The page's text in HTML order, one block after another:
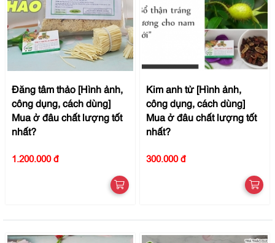
Đăng tâm thảo [Hình ảnh,
công dụng, cách dùng]
Mua ở đâu chất lượng tốt
nhất?
1.200.000 đ
Kim anh tử [Hình ảnh,
công dụng, cách dùng]
Mua ở đâu chất lượng tốt
nhất?
300.000 đ